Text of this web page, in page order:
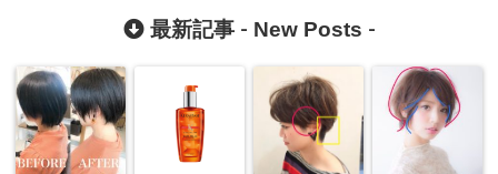
最新記事 - New Posts -